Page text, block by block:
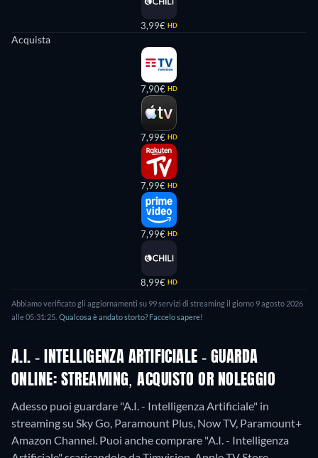
3,99€ HD
Acquista
7,90€ HD
7,99€ HD
7,99€ HD
7,99€ HD
8,99€ HD
Abbiamo verificato gli aggiornamenti su 99servizi di streaming il giorno 9 agosto 2026
alle05:31:25 Qualcosa è andato storto? Faccelo sapere!
A.I. - INTELLIGENZA ARTIFICIALE - GUARDA
ONLINE: STREAMING, ACQUISTO OR NOLEGGIO
Adesso puoi guardare "A.I. - Intelligenza Artificiale" in
streaming su Sky Go, Paramount Plus, Now TV, Paramount+
Amazon Channel. Puoi anche comprare "A.I. - Intelligenza